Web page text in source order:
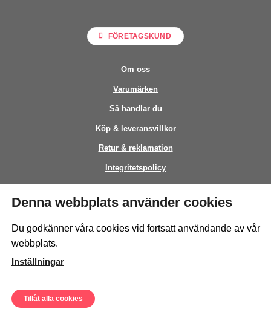
FÖRETAGSKUND
Om oss
Varumärken
Så handlar du
Köp & leveransvillkor
Retur & reklamation
Integritetspolicy
Kontakt
This site is protected by reCAPTCHA and the GooglePrivacy Policyand
© Sweeto Scandinavia AB - All rights reserved.
Denna webbplats använder cookies
Du godkänner våra cookies vid fortsatt användande av vår
webbplats.
Inställningar
Tillåt alla cookies